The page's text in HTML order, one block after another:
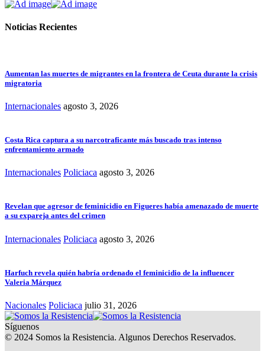
Noticias Recientes
Aumentan las muertes de migrantes en la frontera de Ceuta durante la crisis
migratoria
Internacionales agosto 3, 2026
Costa Rica captura a su narcotraficante más buscado tras intenso
enfrentamiento armado
Internacionales Policiaca agosto 3, 2026
Revelan que agresor de feminicidio en Figueres había amenazado de muerte
a su expareja antes del crimen
Internacionales Policiaca agosto 3, 2026
Harfuch revela quién habría ordenado el feminicidio de la influencer
Valeria Márquez
Nacionales Policiaca julio 31, 2026
Síguenos
© 2024 Somos la Resistencia. Algunos Derechos Reservados.